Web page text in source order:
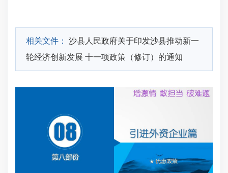
相关文件：
沙县人民政府关于印发沙县推动新一
轮经济创新发展 十一项政策（修订）的通知